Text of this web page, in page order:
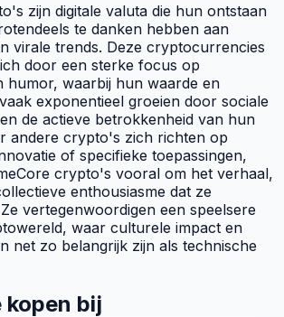
zijn digitale valuta die hun ontstaan
te danken hebben aan
virale trends. Deze cryptocurrencies
door een sterke focus op
humor, waarbij hun waarde en
exponentieel groeien door sociale
de actieve betrokkenheid van hun
andere crypto's zich richten op
of specifieke toepassingen,
crypto's vooral om het verhaal,
enthousiasme dat ze
vertegenwoordigen een speelsere
waar culturele impact en
net zo belangrijk zijn als technische
kopen bij